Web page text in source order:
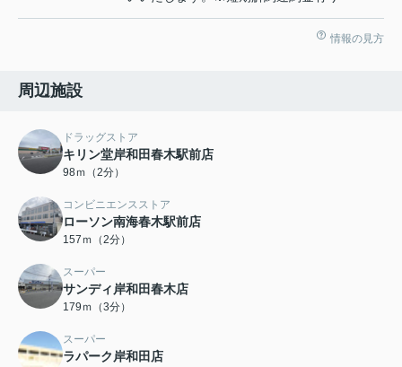
情報の見方
周辺施設
ドラッグストア
キリン堂岸和田春木駅前店
98ｍ（2分）
コンビニエンスストア
ローソン南海春木駅前店
157ｍ（2分）
スーパー
サンディ岸和田春木店
179ｍ（3分）
スーパー
ラパーク岸和田店